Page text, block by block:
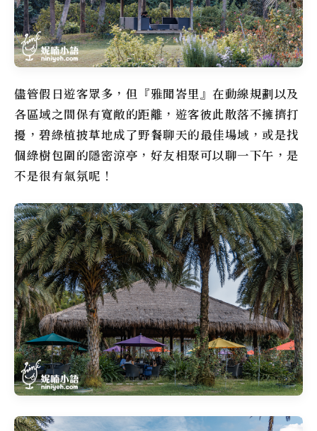
儘管假日遊客眾多，但『雅聞峇里』在動線規劃以及
各區域之間保有寬敞的距離，遊客彼此散落不擁擠打
擾，碧綠植披草地成了野餐聊天的最佳場域，或是找
個綠樹包圍的隱密涼亭，好友相聚可以聊一下午，是
不是很有氣氛呢！